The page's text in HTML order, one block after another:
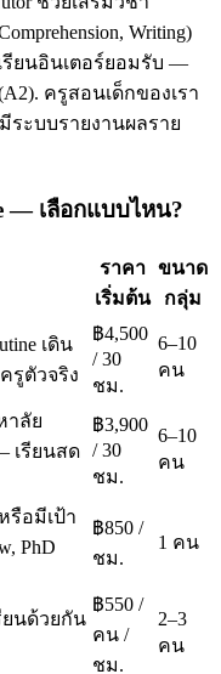
Writing)
รียนอินเตอร์ยอมรับ —
(A2). ครูสอนเด็กของเรา
ระบบรายงานผลราย
— เลือกแบบไหน?
ราคา
เริ่มต้น
ขนาด
กลุ่ม
เดิน
รูตัวจริง
฿4,500
/ 30
ชม.
6–10
คน
าลัย
เรียนสด
฿3,900
/ 30
ชม.
6–10
คน
รือมีเป้า
PhD
฿850 /
ชม.
1 คน
ยนด้วยกัน
฿550 /
คน /
ชม.
2–3
คน